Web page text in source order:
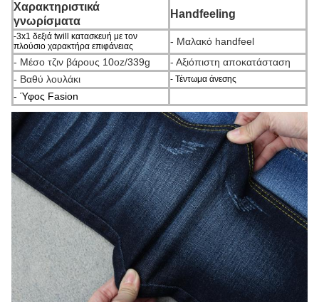
Χαρακτηριστικά
γνωρίσματα
Handfeeling
-3x1 δεξιά twill κατασκευή με τον
πλούσιο χαρακτήρα επιφάνειας
- Μαλακό handfeel
- Μέσο τζιν βάρους 10oz/339g
- Αξιόπιστη αποκατάσταση
- Βαθύ λουλάκι
- Τέντωμα άνεσης
- Ύφος Fasion